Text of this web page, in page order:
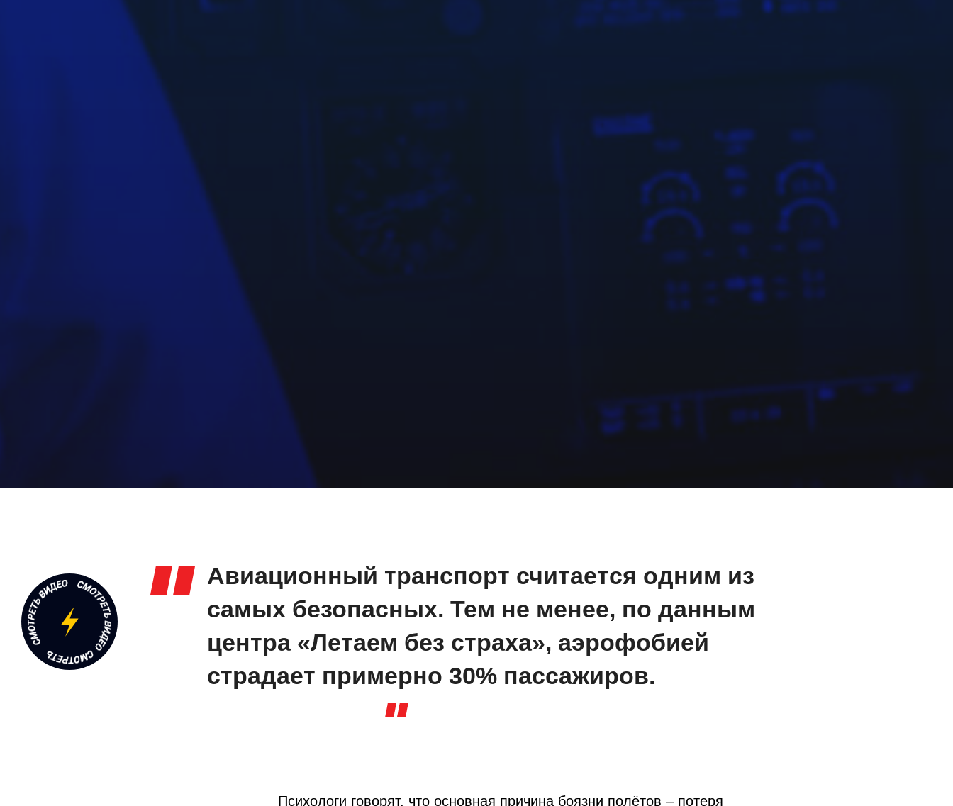
Авиационный транспорт считается одним из
самых безопасных. Тем не менее, по данным
центра «Летаем без страха», аэрофобией
страдает примерно 30% пассажиров.
Психологи говорят, что основная причина боязни полётов – потеря